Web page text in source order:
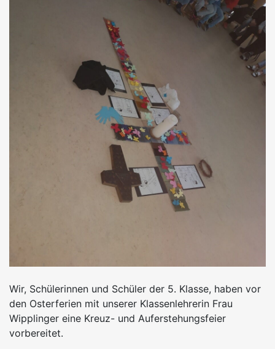
Wir, Schülerinnen und Schüler der 5. Klasse, haben vor
den Osterferien mit unserer Klassenlehrerin Frau
Wipplinger eine Kreuz- und Auferstehungsfeier
vorbereitet.